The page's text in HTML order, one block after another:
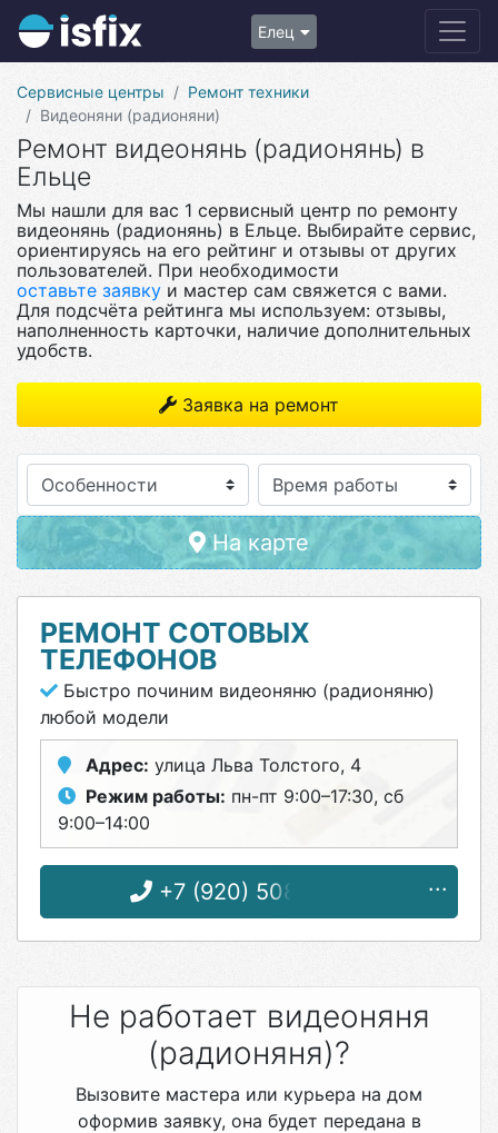
Елец
Сервисные центры
Ремонт техники
Видеоняни (радионяни)
Ремонт видеонянь (радионянь) в
Ельце
Мы нашли для вас 1 сервисный центр по ремонту
видеонянь (радионянь) в Ельце. Выбирайте сервис,
ориентируясь на его рейтинг и отзывы от других
пользователей. При необходимости
оставьте заявку и мастер сам свяжется с вами.
Для подсчёта рейтинга мы используем: отзывы,
наполненность карточки, наличие дополнительных
удобств.
Заявка на ремонт
Особенности
На карте
РЕМОНТ СОТОВЫХ
ТЕЛЕФОНОВ
Быстро починим видеоняню (радионяню)
любой модели
Адрес: улица Льва Толстого, 4
Режим работы: пн-пт 9:00–17:30, сб
9:00–14:00
+7 (920) 508-13-66
Не работает видеоняня
(радионяня)?
Вызовите мастера или курьера на дом
оформив заявку, она будет передана в